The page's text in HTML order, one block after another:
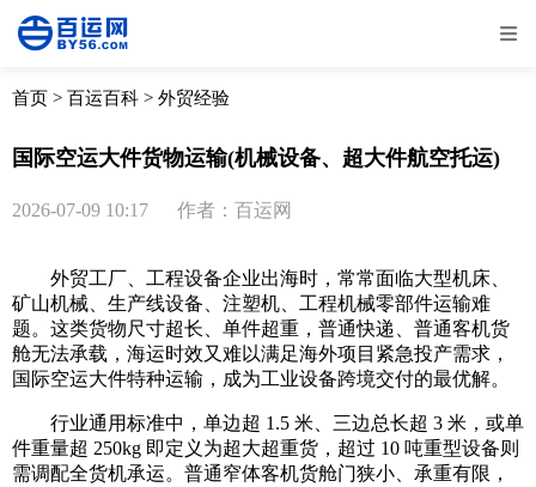
全部 物流资讯
取消
首页 > 百运百科 > 外贸经验
国际空运大件货物运输(机械设备、超大件航空托运)
2026-07-09 10:17 作者：百运网
外贸工厂、工程设备企业出海时，常常面临大型机床、
矿山机械、生产线设备、注塑机、工程机械零部件运输难
题。这类货物尺寸超长、单件超重，普通快递、普通客机货
舱无法承载，海运时效又难以满足海外项目紧急投产需求，
国际空运大件特种运输，成为工业设备跨境交付的最优解。
行业通用标准中，单边超 1.5 米、三边总长超 3 米，或单
件重量超 250kg 即定义为超大超重货，超过 10 吨重型设备则
需调配全货机承运。普通窄体客机货舱门狭小、承重有限，